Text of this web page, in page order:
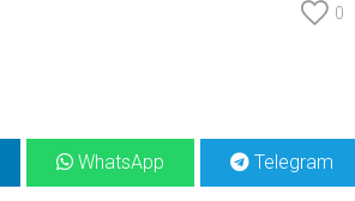
0
WhatsApp Telegram